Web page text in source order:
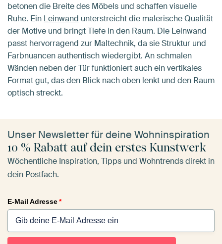
betonen die Breite des Möbels und schaffen visuelle
Ruhe. Ein Leinwand unterstreicht die malerische Qualität
der Motive und bringt Tiefe in den Raum. Die Leinwand
passt hervorragend zur Maltechnik, da sie Struktur und
Farbnuancen authentisch wiedergibt. An schmalen
Wänden neben der Tür funktioniert auch ein vertikales
Format gut, das den Blick nach oben lenkt und den Raum
optisch streckt.
Unser Newsletter für deine Wohninspiration
10 % Rabatt auf dein erstes Kunstwerk
Wöchentliche Inspiration, Tipps und Wohntrends direkt in
dein Postfach.
E-Mail Adresse*